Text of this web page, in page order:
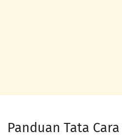
Panduan Tata